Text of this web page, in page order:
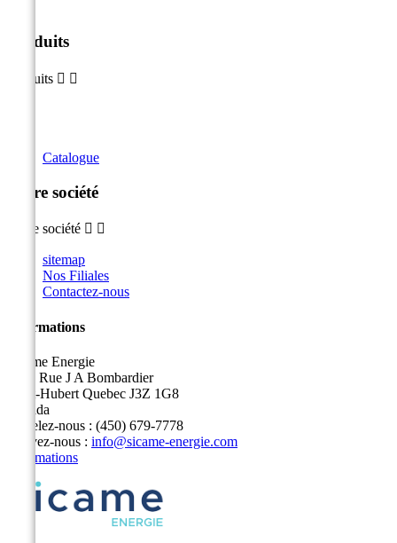
Produits
Produits  
Catalogue
Notre société
Notre société  
sitemap
Nos Filiales
Contactez-nous
Informations
Sicame Energie
5400 Rue J A Bombardier
Saint-Hubert Quebec J3Z 1G8
Canada
Appelez-nous : (450) 679-7778
Écrivez-nous : info@sicame-energie.com
Informations